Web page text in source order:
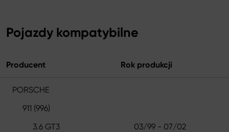
Pojazdy kompatybilne
Producent Rok produkcji
PORSCHE
911 (996)
3.6 GT3
03/99 - 07/02